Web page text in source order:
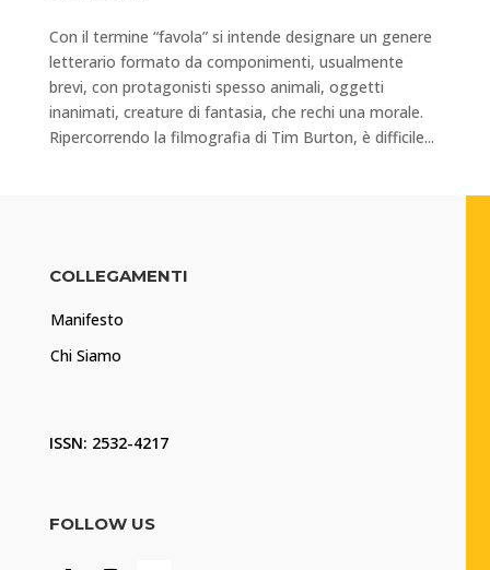
Con il termine “favola” si intende designare un genere
letterario formato da componimenti, usualmente
brevi, con protagonisti spesso animali, oggetti
inanimati, creature di fantasia, che rechi una morale.
Ripercorrendo la filmografia di Tim Burton, è difficile...
COLLEGAMENTI
Manifesto
Chi Siamo
ISSN: 2532-4217
FOLLOW US